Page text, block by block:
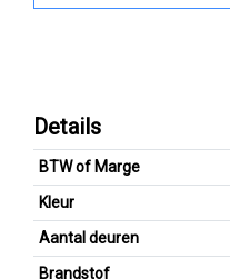
Details
BTW of Marge
Kleur
Aantal deuren
Brandstof